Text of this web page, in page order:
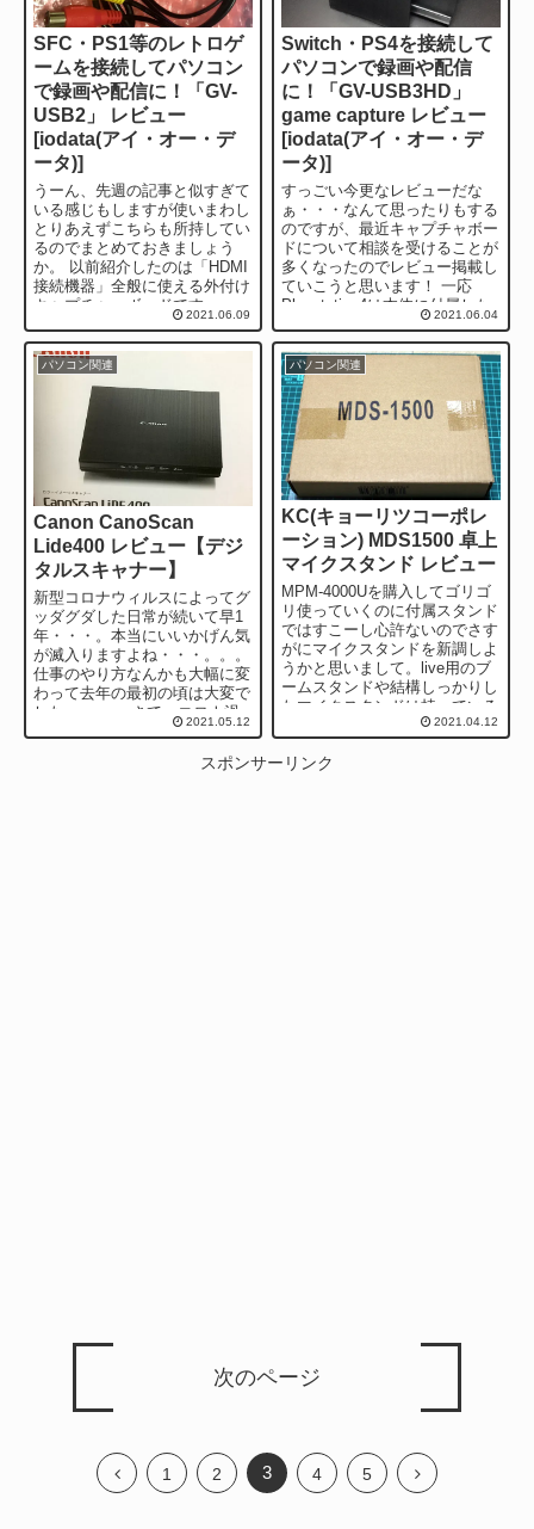
SFC・PS1等のレトロゲ
ームを接続してパソコン
で録画や配信に！「GV-
USB2」 レビュー
[iodata(アイ・オー・デ
ータ)]
うーん、先週の記事と似すぎて
いる感じもしますが使いまわし
とりあえずこちらも所持してい
るのでまとめておきましょう
か。 以前紹介したのは「HDMI
接続機器」全般に使える外付け
キャプチャーボードです。
PS4やswitchなどHDMI接続専
用...
2021.06.09
Switch・PS4を接続して
パソコンで録画や配信
に！「GV-USB3HD」
game capture レビュー
[iodata(アイ・オー・デ
ータ)]
すっごい今更なレビューだな
ぁ・・・なんて思ったりもする
のですが、最近キャプチャボー
ドについて相談を受けることが
多くなったのでレビュー掲載し
ていこうと思います！ 一応
Playstation4は本体に付属した
機能でブロードキャストと呼ば
れる配...
2021.06.04
パソコン関連
Canon CanoScan
Lide400 レビュー【デジ
タルスキャナー】
新型コロナウィルスによってグ
ッダグダした日常が続いて早1
年・・・。本当にいいかげん気
が滅入りますよね・・・。。。
仕事のやり方なんかも大幅に変
わって去年の最初の頃は大変で
した・・・。 さて、コロナ渦
で少し変わったことがあって困
2021.05.12
パソコン関連
KC(キョーリツコーポレ
ーション) MDS1500 卓上
マイクスタンド レビュー
MPM-4000Uを購入してゴリゴ
リ使っていくのに付属スタンド
ではすこーし心許ないのでさす
がにマイクスタンドを新調しよ
うかと思いまして。live用のブ
ームスタンドや結構しっかりし
たマイクスタンドは持っている
のですが、サッとテーブルで使
えるよ...
2021.04.12
スポンサーリンク
次のページ
1 2 3 4 5